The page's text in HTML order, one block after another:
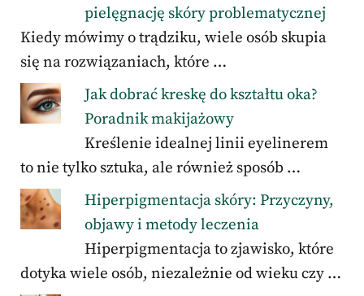
pielęgnację skóry problematycznej
Kiedy mówimy o trądziku, wiele osób skupia
się na rozwiązaniach, które …
Jak dobrać kreskę do kształtu oka?
Poradnik makijażowy
Kreślenie idealnej linii eyelinerem
to nie tylko sztuka, ale również sposób …
Hiperpigmentacja skóry: Przyczyny,
objawy i metody leczenia
Hiperpigmentacja to zjawisko, które
dotyka wiele osób, niezależnie od wieku czy …